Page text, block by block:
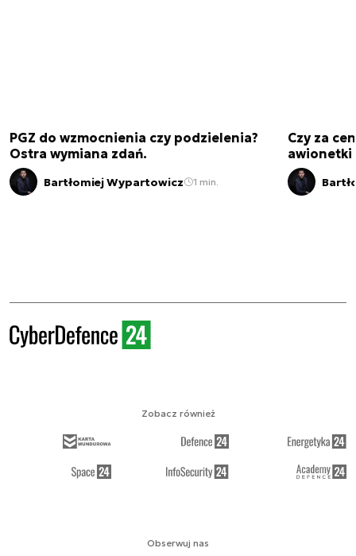
PGZ do wzmocnienia czy podzielenia?
Ostra wymiana zdań.
Bartłomiej Wypartowicz 1 min.
Czy za
awionetki
Obserwuj nas
Zobacz również